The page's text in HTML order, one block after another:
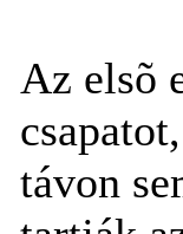
Az elsõ
távon